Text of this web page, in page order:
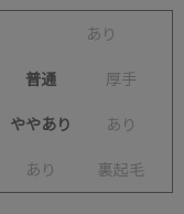
あ り
普通 厚手
ややあり あ り
あ り 裏起毛